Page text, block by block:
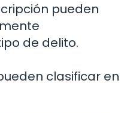
pueden
de delito.
clasificar en